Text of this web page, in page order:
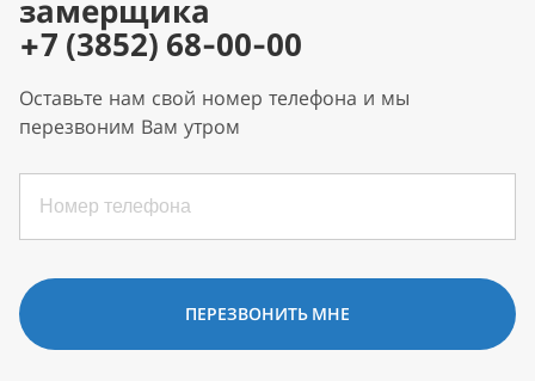
замерщика
+7 (3852) 68-00-00
Оставьте нам свой номер телефона и мы
перезвоним Вам утром
ПЕРЕЗВОНИТЬ МНЕ